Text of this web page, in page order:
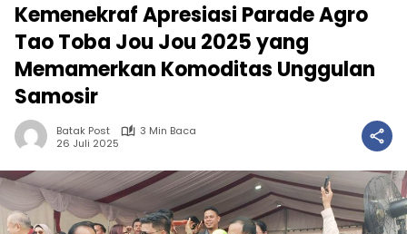
Kemenekraf Apresiasi Parade Agro
Tao Toba Jou Jou 2025 yang
Memamerkan Komoditas Unggulan
Samosir
Batak Post
3 Min Baca
26 Juli 2025